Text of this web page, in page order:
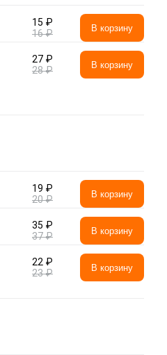
15 ₽
16 ₽
В корзину
27 ₽
28 ₽
В корзину
19 ₽
20 ₽
В корзину
35 ₽
37 ₽
В корзину
22 ₽
23 ₽
В корзину